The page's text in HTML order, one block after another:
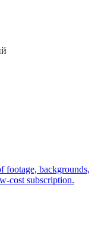
footage, backgrounds,
cost subscription.